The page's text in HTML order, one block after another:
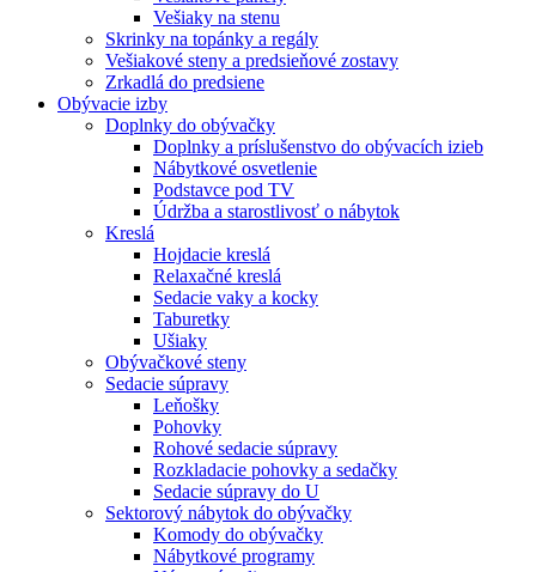
Vešiaky na stenu
Skrinky na topánky a regály
Vešiakové steny a predsieňové zostavy
Zrkadlá do predsiene
Obývacie izby
Doplnky do obývačky
Doplnky a príslušenstvo do obývacích izieb
Nábytkové osvetlenie
Podstavce pod TV
Údržba a starostlivosť o nábytok
Kreslá
Hojdacie kreslá
Relaxačné kreslá
Sedacie vaky a kocky
Taburetky
Ušiaky
Obývačkové steny
Sedacie súpravy
Leňošky
Pohovky
Rohové sedacie súpravy
Rozkladacie pohovky a sedačky
Sedacie súpravy do U
Sektorový nábytok do obývačky
Komody do obývačky
Nábytkové programy